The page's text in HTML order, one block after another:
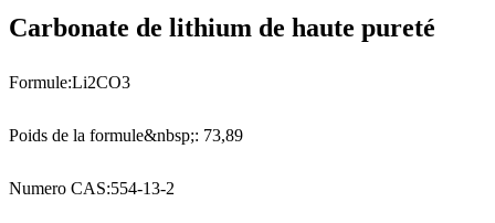
Carbonate de lithium de haute pureté
Formule:Li2CO3
Poids de la formule&nbsp;: 73,89
Numero CAS:554-13-2